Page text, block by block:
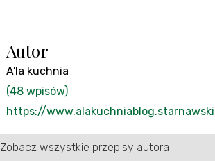
Autor
A'la kuchnia
(48 wpisów)
https://
Zobacz wszystkie przepisy autora